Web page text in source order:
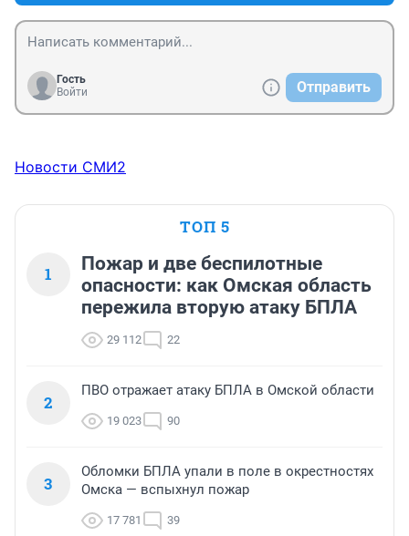
Гость
Войти
Отправить
Новости СМИ2
ТОП 5
1
Пожар и две беспилотные
опасности: как Омская область
пережила вторую атаку БПЛА
29 112 22
2
ПВО отражает атаку БПЛА в Омской области
19 023 90
3
Обломки БПЛА упали в поле в окрестностях
Омска — вспыхнул пожар
17 781 39